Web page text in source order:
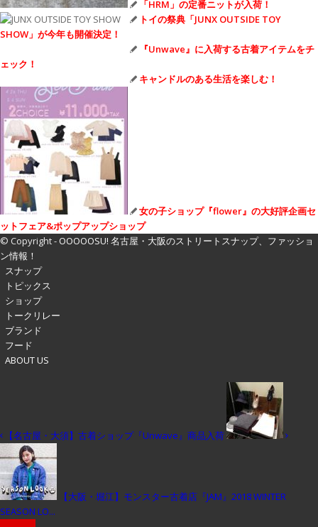
「HRM」の定番ニットが入荷！
トイの祭典「JUNX OUTSIDE TOY
SHOW」が今年も開催決定！
『Unwave』に入荷する古着アイテムをチ
ェック！
キャンドルのある生活を楽しむ！
女の子ショップ『flower』の大好評企画セ
ットフェア&ポップアップショップ
© Copyright - OOOOOSU! 名古屋・大阪のストリートスナップ、ファッショ
ン情報！
スナップ
トピックス
ショップ
トークリレー
ブランド
フード
ABOUT US
【名古屋・大須】古着ショップ『Unwave』商品入荷
【大阪・堀江】モンスター古着店『JAM』2018 WINTER
SEASON LO...